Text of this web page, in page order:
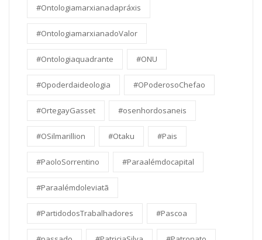
#Ontologiamarxianadapráxis
#OntologiamarxianadoValor
#Ontologiaquadrante #ONU
#Opoderdaideologia #OPoderosoChefao
#OrtegayGasset #osenhordosaneis
#OSilmarillion #Otaku #Pais
#PaoloSorrentino #Paraalémdocapital
#Paraalémdoleviatã
#PartidodosTrabalhadores #Pascoa